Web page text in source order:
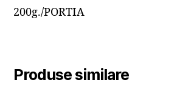
200g./PORTIA
Produse similare